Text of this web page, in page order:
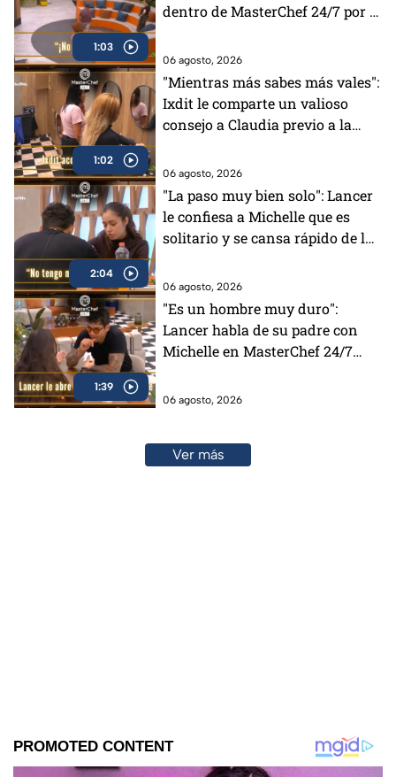
1:03
dentro de MasterChef 24/7 por la
06 agosto, 2026
1:02
"Mientras más sabes más vales":
Ixdit le comparte un valioso
consejo a Claudia previo a la
06 agosto, 2026
2:04
"La paso muy bien solo": Lancer
le confiesa a Michelle que es
solitario y se cansa rápido de la
06 agosto, 2026
1:39
"Es un hombre muy duro":
Lancer habla de su padre con
Michelle en MasterChef 24/7
06 agosto, 2026
Ver más